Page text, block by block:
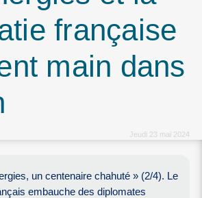
française
main dans
Jeudi 23 mai 2024
un centenaire chahuté » (2/4). Le
embauche des diplomates